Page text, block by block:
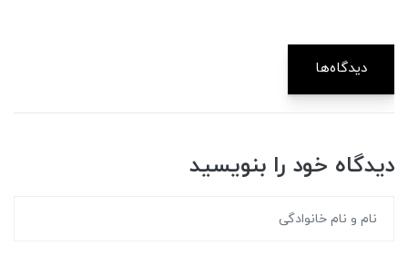
دیدگاه‌ها
دیدگاه خود را بنویسید